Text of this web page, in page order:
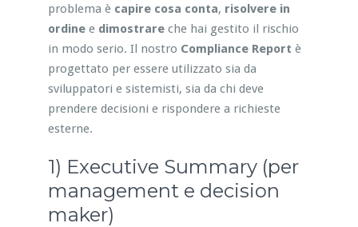
problema è capire cosa conta, risolvere in
ordinee dimostrareche hai gestito il rischio
in modo serio. Il nostro Compliance Report è
progettato per essere utilizzato sia da
sviluppatori e sistemisti, sia da chi deve
prendere decisioni e rispondere a richieste
esterne.
1) Executive Summary (per
management e decision
maker)